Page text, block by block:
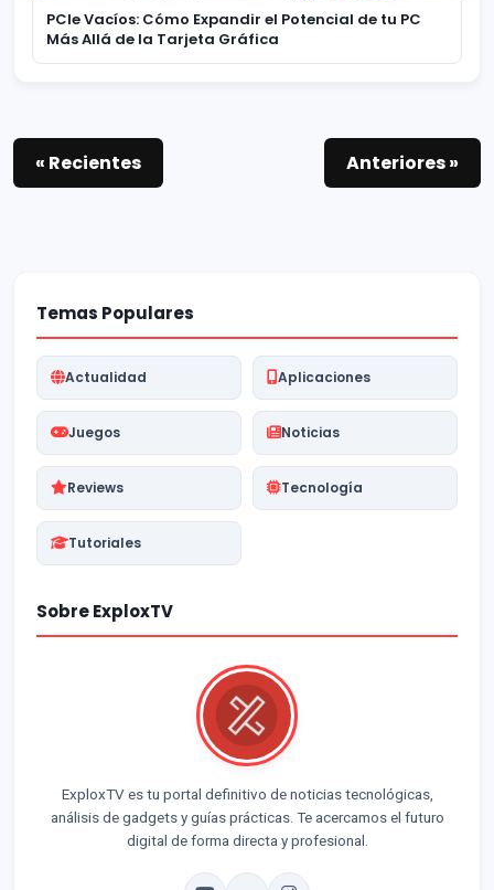
PCIe Vacíos: Cómo Expandir el Potencial de tu PC
Más Allá de la Tarjeta Gráfica
« Recientes Anteriores »
Temas Populares
Actualidad Aplicaciones
Juegos Noticias
Reviews Tecnología
Tutoriales
Sobre ExploxTV
ExploxTV es tu portal definitivo de noticias tecnológicas,
análisis de gadgets y guías prácticas. Te acercamos el futuro
digital de forma directa y profesional.